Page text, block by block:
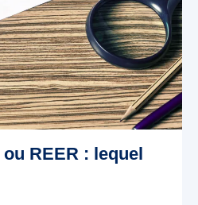
REER : lequel